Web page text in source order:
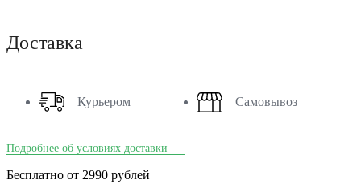
Доставка
Курьером Самовывоз
Подробнее об условиях доставки
Бесплатно от 2990 рублей